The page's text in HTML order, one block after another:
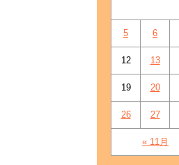
« 11月
5 6
12 13
19 20
26 27